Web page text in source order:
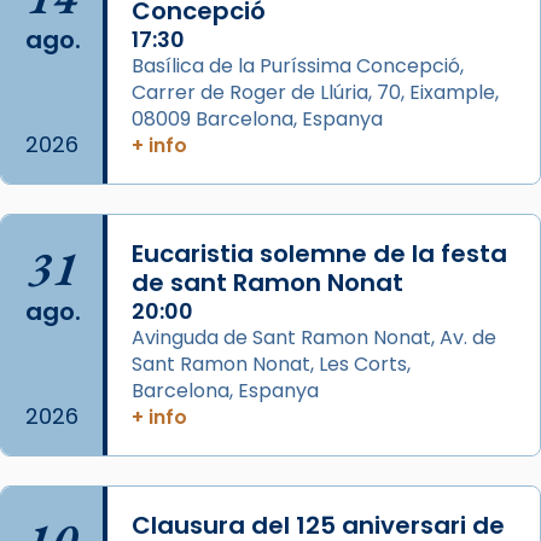
2 weeks ago
Aquest dilluns, 27 de juliol, ha tingut lloc la
missa d’acció de gràcies en agraïment al
comitè organitzador de la visita apostòlica
del Sant Pare Lleó XIV a Barcelona, i als
L’arquebisbe de Barcelona, el cardenal Joan
Josep Omella, ha presidit la missa i l’ha
concelebrat el bisbe auxiliar de Barcelona,
Mons. David Abadías.
📸 Dr. G. Simón
View on Facebook ·
Arquebisbat de Barcelona
ago.
2026
Concepció
17:30
Basílica de la Puríssima Concepció,
Carrer de Roger de Llúria, 70, Eixample,
08009 Barcelona, Espanya
+ info
31
ago.
2026
Eucaristia solemne de la festa
de sant Ramon Nonat
20:00
Avinguda de Sant Ramon Nonat, Av. de
Sant Ramon Nonat, Les Corts,
Barcelona, Espanya
+ info
Clausura del 125 aniversari de